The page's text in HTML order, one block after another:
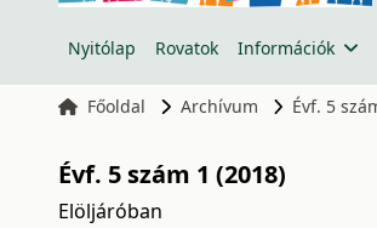
Nyitólap Rovatok Információk
Főoldal Archívum Évf. 5
Évf. 5 szám 1 (2018)
Elöljáróban